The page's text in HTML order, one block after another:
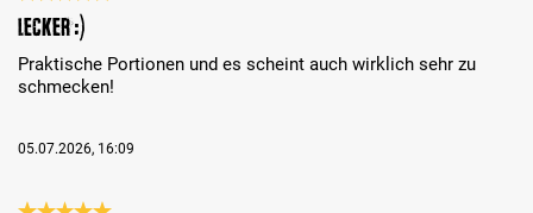
Bewertung mit 5 von 5 Sternen
Lecker :)
Praktische Portionen und es scheint auch wirklich sehr zu
schmecken!
05.07.2026, 16:09